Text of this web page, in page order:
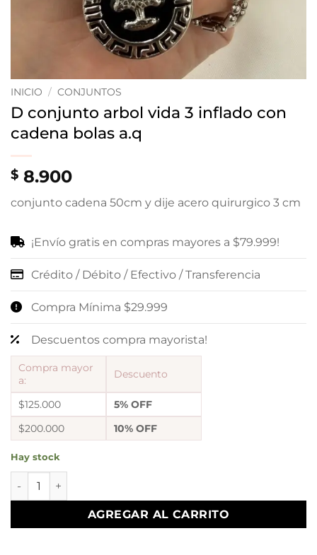
INICIO / CONJUNTOS
D conjunto arbol vida 3 inflado con
cadena bolas a.q
$ 8.900
conjunto cadena 50cm y dije acero quirurgico 3 cm
¡Envío gratis en compras mayores a $79.999!
Crédito / Débito / Efectivo / Transferencia
Compra Mínima $29.999
Descuentos compra mayorista!
Compra mayor
a:
Descuento
$125.000
5% OFF
$200.000
10% OFF
Hay stock
D conjunto arbol vida 3 inflado con cadena bolas a.q
AGREGAR AL CARRITO